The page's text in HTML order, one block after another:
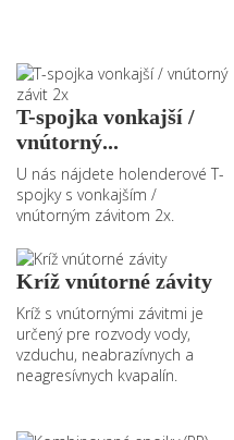
T-spojka vonkajší /
vnútorný...
U nás nájdete holenderové T-
spojky s vonkajším /
vnútorným závitom 2x.
Kríž vnútorné závity
Kríž s vnútornými závitmi je
určený pre rozvody vody,
vzduchu, neabrazívnych a
neagresívnych kvapalín.